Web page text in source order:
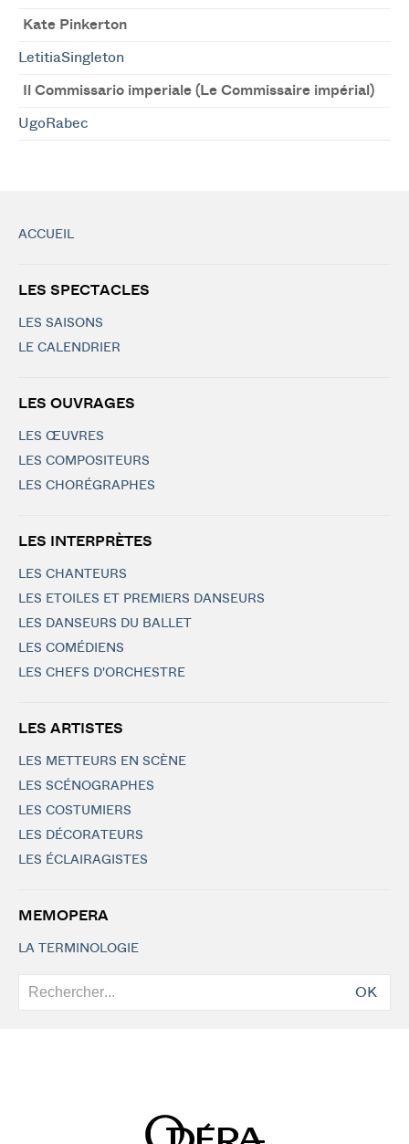
Kate Pinkerton
LetitiaSingleton
Il Commissario imperiale (Le Commissaire impérial)
UgoRabec
ACCUEIL
LES SPECTACLES
LES SAISONS
LE CALENDRIER
LES OUVRAGES
LES ŒUVRES
LES COMPOSITEURS
LES CHORÉGRAPHES
LES INTERPRÈTES
LES CHANTEURS
LES ETOILES ET PREMIERS DANSEURS
LES DANSEURS DU BALLET
LES COMÉDIENS
LES CHEFS D'ORCHESTRE
LES ARTISTES
LES METTEURS EN SCÈNE
LES SCÉNOGRAPHES
LES COSTUMIERS
LES DÉCORATEURS
LES ÉCLAIRAGISTES
MEMOPERA
LA TERMINOLOGIE
OK